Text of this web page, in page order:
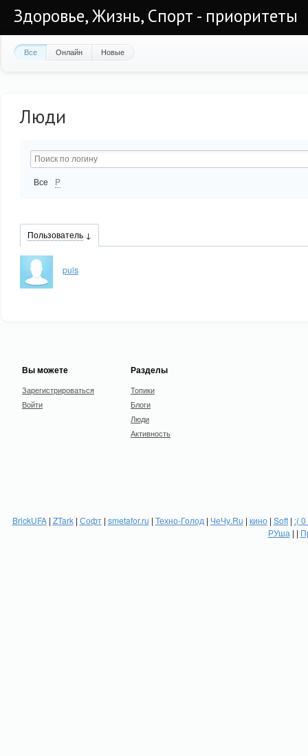
Здоровье, Жизнь, Спорт - приоритеты
Все Онлайн Новые
Люди
Все P
Пользователь
puls
Вы можете
Зарегистрироваться
Войти
Разделы
Топики
Блоги
Люди
Активность
BrickUFA| ZTark| Софт| smetafor.ru | Техно-Голод | ЧеЧу.Ru | кино| Soft| :(
РУша | |